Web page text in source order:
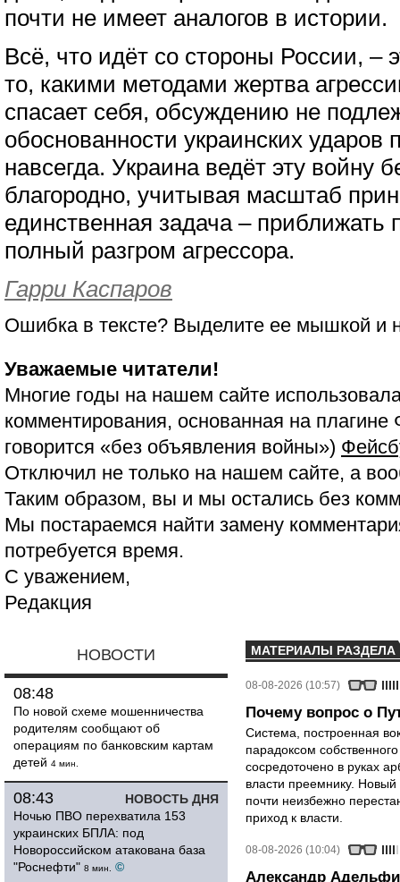
почти не имеет аналогов в истории.
Всё, что идёт со стороны России, –
то, какими методами жертва
спасает себя, обсуждению не
обоснованности украинских ударов
навсегда. Украина ведёт эту войну
благородно, учитывая масштаб
единственная задача – приближать
полный разгром агрессора.
Гарри Каспаров
Ошибка в тексте? Выделите ее мышкой и
Уважаемые читатели!
Многие годы на нашем сайте
комментирования, основанная на
говорится «без объявления войны»)
Отключил не только на нашем сайте, а
Таким образом, вы и мы остались без
Мы постараемся найти замену
потребуется время.
С уважением,
Редакция
НОВОСТИ
08:48
По новой схеме мошенничества
родителям сообщают об
операциям по банковским картам
детей 4 мин.
НОВОСТЬ ДНЯ
08:43
Ночью ПВО перехватила 153
украинских БПЛА: под
Новороссийском атакована база
"Роснефти" 8 мин. ©
МАТЕРИАЛЫ РАЗДЕЛА
08-08-2026 (10:57)
Почему вопрос о
Система, построенная
парадоксом
сосредоточено в руках
власти преемнику.
почти неизбежно
приход к власти.
08-08-2026 (10:04)
Александр